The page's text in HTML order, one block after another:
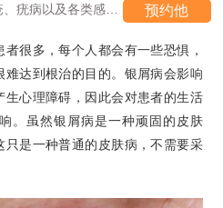
擅长：牛皮癣、痤疮、疣病以及各类感染性、过敏性皮肤病
预约他
很多，每个人都会有一些恐惧，
达到根治的目的。银屑病会影响
生心理障碍，因此会对患者的生活
。虽然银屑病是一种顽固的皮肤
是一种普通的皮肤病，不需要采